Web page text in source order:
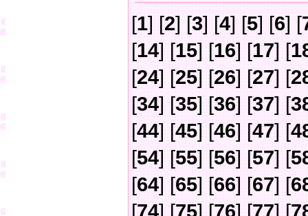
[1] [2] [3] [4] [5] [6] [
[14] [15] [16] [17] [
[24] [25] [26] [27] [
[34] [35] [36] [37] [
[44] [45] [46] [47] [
[54] [55] [56] [57] [
[64] [65] [66] [67] [
[74] [75] [76] [77] [